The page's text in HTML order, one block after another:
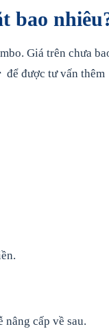
bao
Giá trên chưa
để được tư vấn thêm
cấp về sau.